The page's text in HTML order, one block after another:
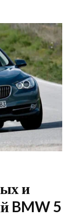
и
BMW 5